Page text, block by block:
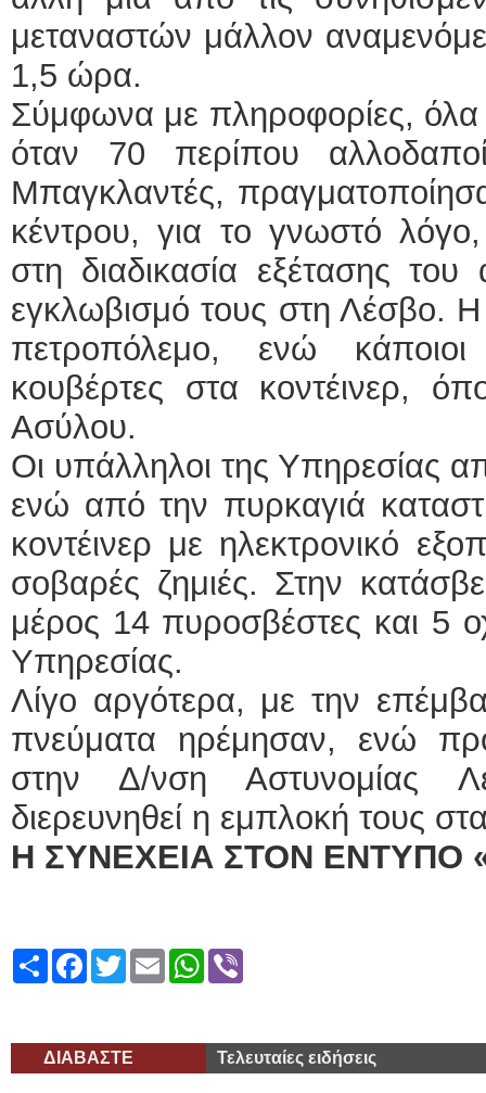
μεταναστών μάλλον
1,5 ώρα.
Σύμφωνα με πληροφορίες, όλα
όταν 70 περίπου
Μπαγκλαντές,
κέντρου, για το γνωστό
στη διαδικασία εξέτασης
εγκλωβισμό τους στη Λέσβο. Η
πετροπόλεμο, ενώ
κουβέρτες στα κοντέινερ,
Ασύλου.
Οι υπάλληλοι της Υπηρεσίας
ενώ από την πυρκαγιά
κοντέινερ με ηλεκτρονικό
σοβαρές ζημιές. Στην
μέρος 14 πυροσβέστες και 5
Υπηρεσίας.
Λίγο αργότερα, με την
πνεύματα ηρέμησαν, ενώ
στην Δ/νση Αστυνομίας
διερευνηθεί η εμπλοκή τους
Η ΣΥΝΕΧΕΙΑ ΣΤΟΝ ΕΝΤΥΠΟ
ShareFacebook
TwitterEmailWhatsApp
ΔΙΑΒΑΣΤΕ Τελευταίες ειδήσεις